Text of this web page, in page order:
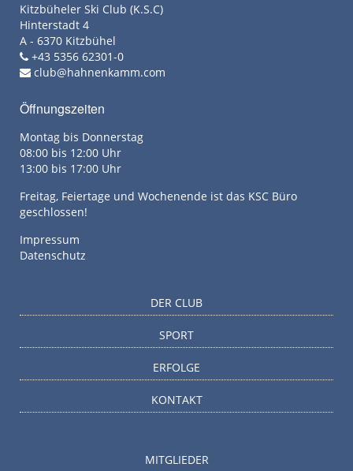
Kitzbüheler Ski Club (K.S.C)
Hinterstadt 4
A - 6370 Kitzbühel
+43 5356 62301-0
club@hahnenkamm.com
Öffnungszeiten
Montag bis Donnerstag
08:00 bis 12:00 Uhr
13:00 bis 17:00 Uhr
Freitag, Feiertage und Wochenende ist das KSC Büro
geschlossen!
Impressum
Datenschutz
DER CLUB
SPORT
ERFOLGE
KONTAKT
MITGLIEDER